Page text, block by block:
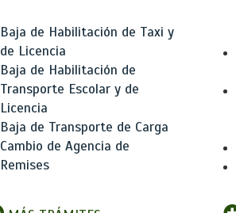
Baja de Habilitación de Taxi y
de Licencia
Baja de Habilitación de
Transporte Escolar y de
Licencia
Baja de Transporte de Carga
Cambio de Agencia de
Remises